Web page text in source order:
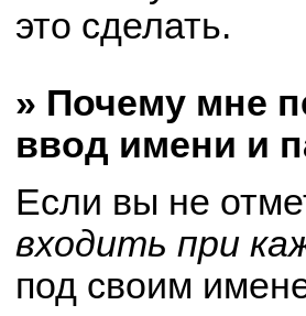
это сделать.
» Почему мне
ввод имени и
Если вы не
входить при
под своим